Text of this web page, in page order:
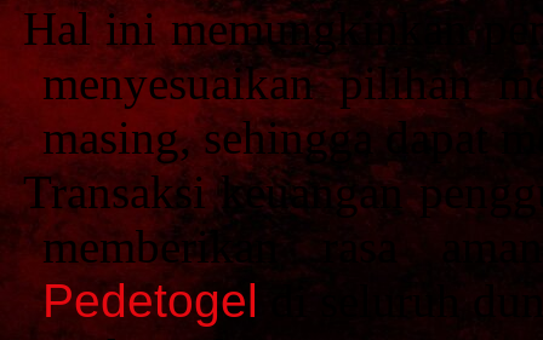
Hal ini memungkinkan
menyesuaikan pilihan
masing, sehingga dapat
Transaksi keuangan
memberikan rasa
Pedetogel di seluruh